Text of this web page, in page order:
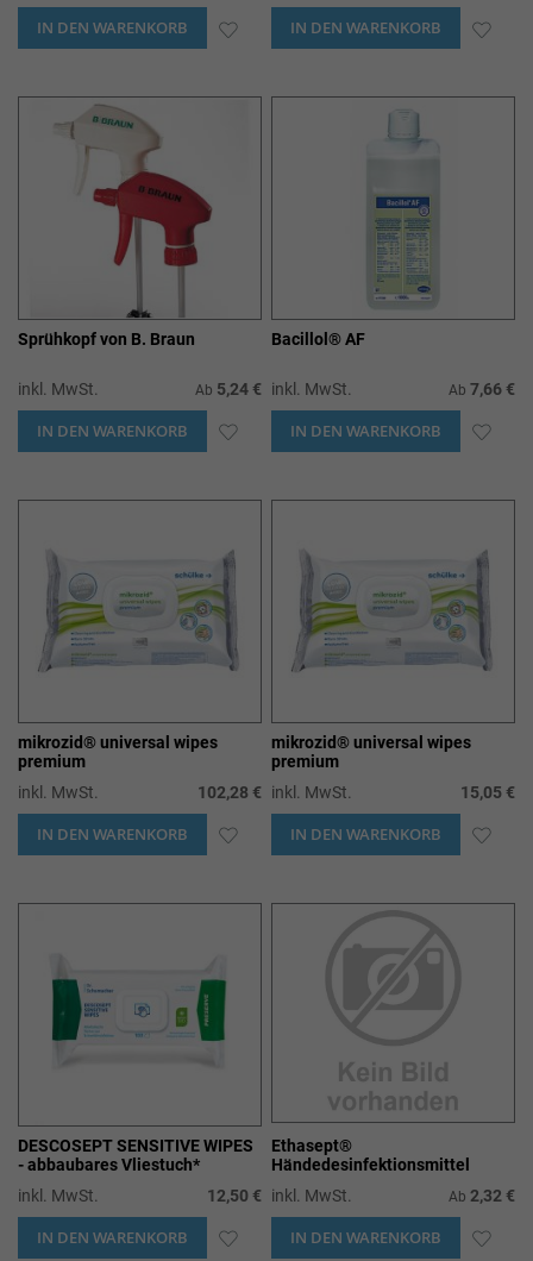
IN DEN WARENKORB ZUR IN DEN WARENKORB ZUR
Sprühkopf von B. Braun
inkl. MwSt. Ab 5,24 €
IN DEN WARENKORB ZUR
Bacillol® AF
inkl. MwSt. Ab 7,66 €
IN DEN WARENKORB ZUR
mikrozid® universal wipes
premium
inkl. MwSt.
102,28 €
IN DEN WARENKORB ZUR
mikrozid® universal wipes
premium
inkl. MwSt.
15,05 €
IN DEN WARENKORB ZUR
DESCOSEPT SENSITIVE WIPES
- abbaubares Vliestuch*
inkl. MwSt.
12,50 €
IN DEN WARENKORB ZUR
Ethasept®
Händedesinfektionsmittel
inkl. MwSt.
Ab 2,32 €
IN DEN WARENKORB ZUR